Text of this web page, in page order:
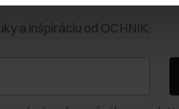
a inšpiráciu od OCHNIK.